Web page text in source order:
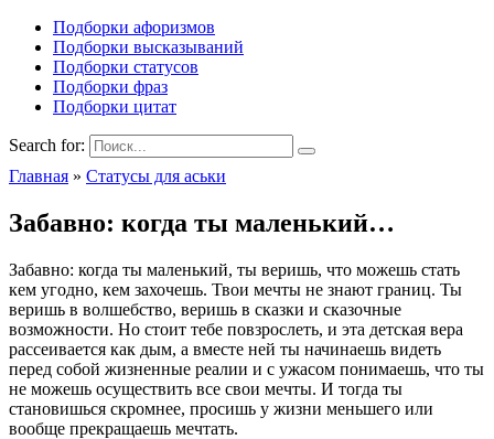
Подборки афоризмов
Подборки высказываний
Подборки статусов
Подборки фраз
Подборки цитат
Search for:
Главная » Статусы для аськи
Забавно: когда ты маленький…
Забавно: когда ты маленький, ты веришь, что можешь стать
кем угодно, кем захочешь. Твои мечты не знают границ. Ты
веришь в волшебство, веришь в сказки и сказочные
возможности. Но стоит тебе повзрослеть, и эта детская вера
рассеивается как дым, а вместе ней ты начинаешь видеть
перед собой жизненные реалии и с ужасом понимаешь, что ты
не можешь осуществить все свои мечты. И тогда ты
становишься скромнее, просишь у жизни меньшего или
вообще прекращаешь мечтать.